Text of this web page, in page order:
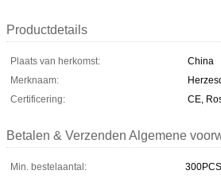
Productdetails
Plaats van herkomst:
China
Merknaam:
Certificering:
CE,
Betalen & Verzenden Algemene
Min. bestelaantal:
300PCS